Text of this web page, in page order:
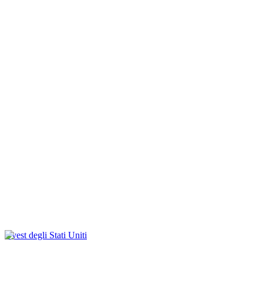
Ovest degli Stati Uniti